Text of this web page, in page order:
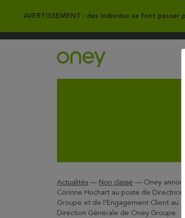
AVERTISSEMENT : des individus se font
Actualités — Non classé — Oney
Corinne Hochart au poste de
Groupe et de l’Engagement Client au
Direction Générale de Oney Groupe